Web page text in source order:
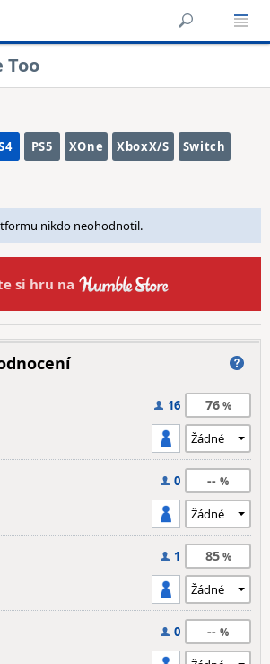
Too
PS5 XOne XboxX/S Switch
nikdo neohodnotil.
si hru na
16 76
0 --
1 85
0 --